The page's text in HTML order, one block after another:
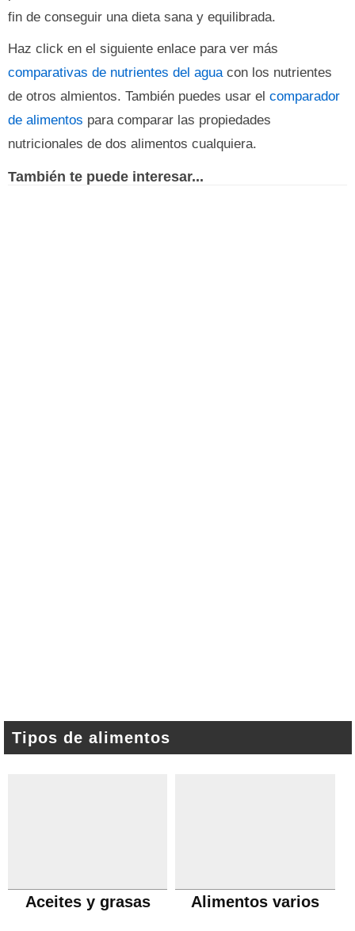
fin de conseguir una dieta sana y equilibrada.
Haz click en el siguiente enlace para ver más
comparativas de nutrientes del aguacon los nutrientes
de otros almientos. También puedes usar el comparador
de alimentos para comparar las propiedades
nutricionales de dos alimentos cualquiera.
También te puede interesar...
Tipos de alimentos
Aceites y grasas Alimentos varios